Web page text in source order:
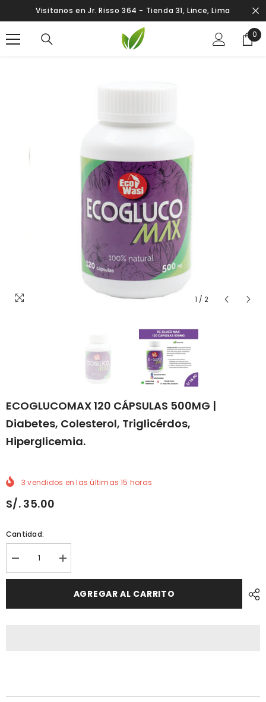
SALTAR AL CONTENIDO
Visitanos en Jr. Risso 364 - Tienda 31, Lince, Lima
0
0
1 / 2
ECOGLUCOMAX 120 CÁPSULAS 500MG |
Diabetes, Colesterol, Triglicérdos,
Hiperglicemia.
3 vendidos en las últimas15 horas
S/. 35.00
Cantidad:
Reducir
cantidad
porECOGLUCOMAX
Aumentar
cantidad
por
120AGREGAR AL CARRITO